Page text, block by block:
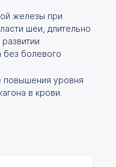
железы при
шеи, длительно
без болевого
повышения уровня
в крови.